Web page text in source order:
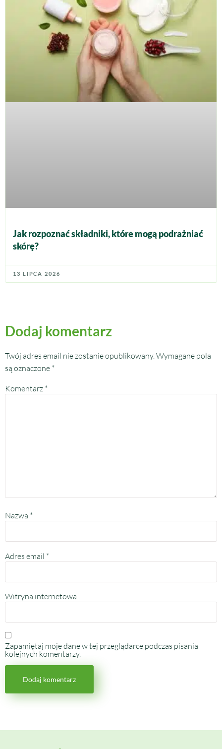
Jak rozpoznać składniki, które mogą podrażniać
skórę?
13 LIPCA 2026
Dodaj komentarz
Twój adres email nie zostanie opublikowany. Wymagane pola
są oznaczone *
Komentarz *
Nazwa *
Adres email *
Witryna internetowa
Zapamiętaj moje dane w tej przeglądarce podczas pisania
kolejnych komentarzy.